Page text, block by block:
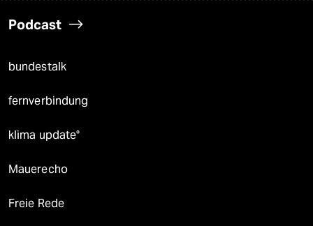
Podcast
bundestalk
fernverbindung
klima update°
Mauerecho
Freie Rede